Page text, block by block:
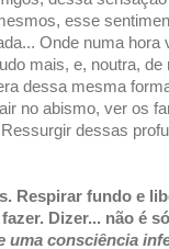
esse
Onde numa hora
mais, e, noutra, de
dessa mesma
no abismo, ver os
dessas
Respirar fundo e
Dizer... não é
uma consciência